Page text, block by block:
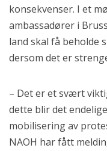
konsekvenser. I et
ambassadører i
land skal få beholde
dersom det er
– Det er et svært
dette blir det
mobilisering av
NAOH har fått